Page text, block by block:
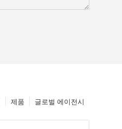
글로벌 에이전시
제품